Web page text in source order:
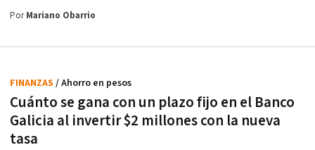
PorMariano Obarrio
Cuánto se gana con un plazo fijo en el Banco
Galicia al invertir $2 millones con la nueva
tasa
FINANZAS / Ahorro en pesos